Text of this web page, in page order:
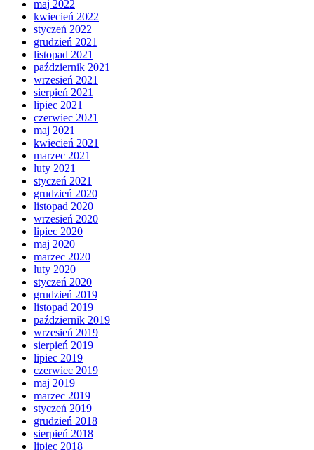
maj 2022
kwiecień 2022
styczeń 2022
grudzień 2021
listopad 2021
październik 2021
wrzesień 2021
sierpień 2021
lipiec 2021
czerwiec 2021
maj 2021
kwiecień 2021
marzec 2021
luty 2021
styczeń 2021
grudzień 2020
listopad 2020
wrzesień 2020
lipiec 2020
maj 2020
marzec 2020
luty 2020
styczeń 2020
grudzień 2019
listopad 2019
październik 2019
wrzesień 2019
sierpień 2019
lipiec 2019
czerwiec 2019
maj 2019
marzec 2019
styczeń 2019
grudzień 2018
sierpień 2018
lipiec 2018